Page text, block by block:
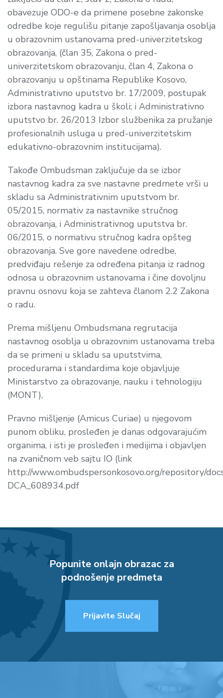
obavezuje ODO-e da primene posebne zakonske
odredbe koje regulišu pitanje zapošljavanja osoblja
u obrazovnim ustanovama pred-univerzitetskog
obrazovanja, (član 35, Zakona o pred-
univerzitetskom obrazovanju, član 4, Zakona o
obrazovanju u opštinama Republike Kosovo,
Administrativno uputstvo br. 17/2009, postupak
izbora nastavnog kadra u školi; i Administrativno
uputstvo br. 26/2013 Izbor službenika za pružanje
profesionalnih usluga u pred-univerzitetskim
edukativno-obrazovnim institucijama).
Takođe Ombudsman zaključuje da se izbor
nastavnog kadra za sve nastavne predmete vrši u
skladu sa Administrativnim uputstvom br.
05/2015, normativ za nastavnike stručnog
obrazovanja, i Administrativnog uputstva br.
06/2015, o normativu stručnog kadra opšteg
obrazovanja. Sve gore navedene odredbe,
predviđaju rešenje za određena pitanja iz radnog
odnosa u obrazovnim ustanovama i čine dovoljnu
pravnu osnovu koja se zahteva članom 2.2 Zakona
o radu.
Prema mišljenu Ombudsmana regrutacija
nastavnog osoblja u obrazovnim ustanovama treba
da se primeni u skladu sa uputstvima,
procedurama i standardima koje objavljuje
Ministarstvo za obrazovanje, nauku i tehnologiju
(MONT),
Pravno mišljenje (Amicus Curiae) u njegovom
punom obliku, prosleđen je danas odgovarajućim
organima, i isti je prosleđen i medijima i objavljen
na zvaničnom veb sajtu IO (link
http://www.ombudspersonkosovo.org/repository/
DCA_608934.pdf
Popunite onlajn obrazac za
podnošenje predmeta
Prijavite Slučaj